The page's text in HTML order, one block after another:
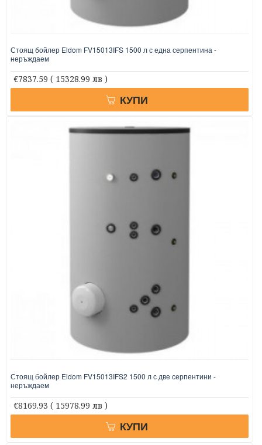
Стоящ бойлер Eldom FV15013IFS 1500 л с една серпентина -
неръждаем
€7837.59 ( 15328.99 лв )
КУПИ
Стоящ бойлер Eldom FV15013IFS2 1500 л с две серпентини -
неръждаем
€8169.93 ( 15978.99 лв )
КУПИ